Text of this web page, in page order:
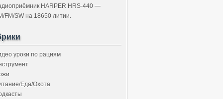
HARPER HRS-440 —
FM/SW на 18650 литии.
уроки по рациям
Еда/Охота